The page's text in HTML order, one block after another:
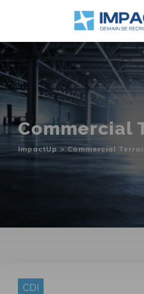
Commercial
ImpactUp >Commercial
CDI